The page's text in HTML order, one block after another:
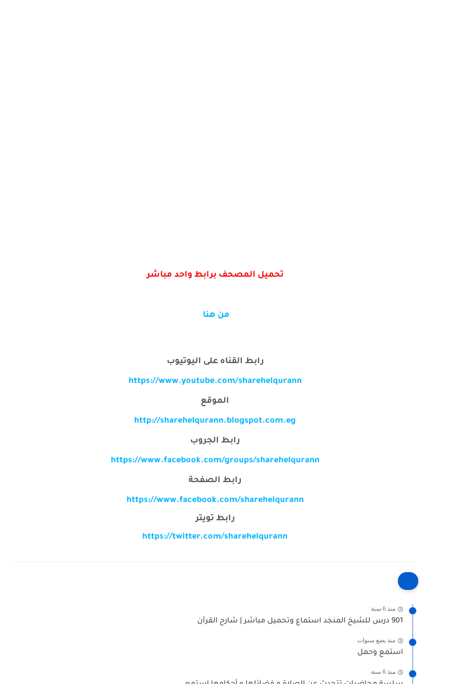
تحميل المصحف برابط واحد مباشر
من هنا
رابط القناه على اليوتيوب
https://www.youtube.com/sharehelqurann
الموقع
http://sharehelqurann.blogspot.com.eg
رابط الجروب
https://www.facebook.com/groups/sharehelqurann
رابط الصفحة
https://www.facebook.com/sharehelqurann
رابط تويتر
https://twitter.com/sharehelqurann
منذ 6 سنة
901 درس للشيخ المنجد استماع وتحميل مباشر | شارح القرآن
منذ بضع سنوات
استمع وحمل
منذ 6 سنة